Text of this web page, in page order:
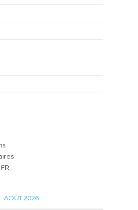
AOÛT 2026